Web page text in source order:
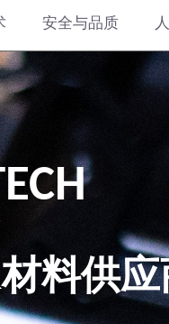
安全与品质
&材料供